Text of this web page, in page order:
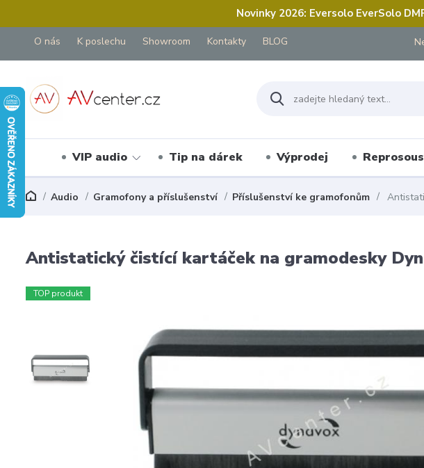
Novinky 2026: Eversolo EverSolo
O nás K poslechu Showroom Kontakty BLOG
VIP audio Tip na dárek Výprodej
Audio Gramofony a příslušenství Příslušenství ke gramofonům
Antistatický čistící kartáček na gramodesky
TOP produkt